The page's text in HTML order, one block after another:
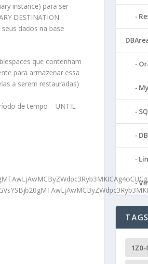
instance) para ser
DESTINATION.
dados na base
que contenham
para armazenar essa
a serem restauradas)
de tempo – UNTIL
TAGS
1Z0-